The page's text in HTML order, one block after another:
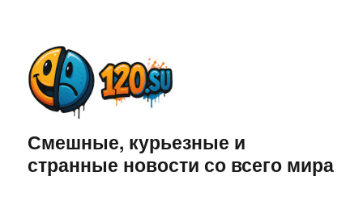
Смешные, курьезные и
странные новости со всего мира